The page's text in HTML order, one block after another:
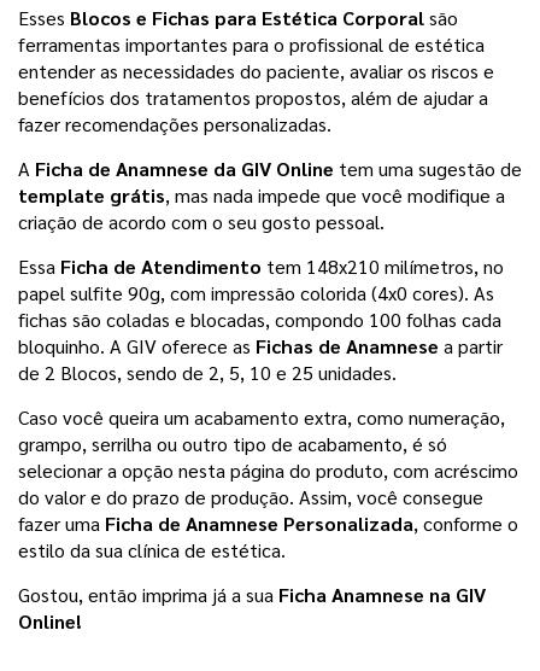
Esses Blocos e Fichas para Estética Corporal são
ferramentas importantes para o profissional de estética
entender as necessidades do paciente, avaliar os riscos e
benefícios dos tratamentos propostos, além de ajudar a
fazer recomendações personalizadas.
A Ficha de Anamnese da GIV Online tem uma sugestão de
template grátis, mas nada impede que você modifique a
criação de acordo com o seu gosto pessoal.
Essa Ficha de Atendimento tem 148x210 milímetros, no
papel sulfite 90g, com impressão colorida (4x0 cores). As
fichas são coladas e blocadas, compondo 100 folhas cada
bloquinho. A GIV oferece as Fichas de Anamnese a partir
de 2 Blocos, sendo de 2, 5, 10 e 25 unidades.
Caso você queira um acabamento extra, como numeração,
grampo, serrilha ou outro tipo de acabamento, é só
selecionar a opção nesta página do produto, com acréscimo
do valor e do prazo de produção. Assim, você consegue
fazer uma Ficha de Anamnese Personalizada, conforme o
estilo da sua clínica de estética.
Gostou, então imprima já a sua Ficha Anamnese na GIV
Online!